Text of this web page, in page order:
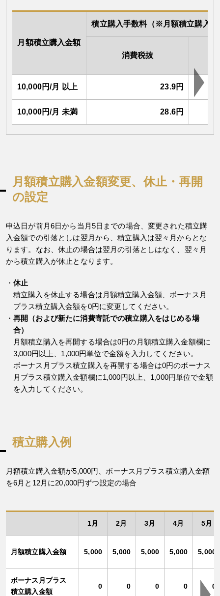
月額積立購入金額
積立購入手数料（※月額積立購入
消費税抜
10,000円/月 以上 23.9円
10,000円/月 未満 28.6円
月額積立購入金額変更、休止・再開
の設定
申込日が前月6日から当月5日までの場合、変更された積立購
入金額での引落としは翌月から、積立購入は翌々月からとな
ります。なお、休止の場合は翌月の引落としはなく、翌々月
から積立購入が休止となります。
休止
積立購入を休止する場合は月額積立購入金額、ボーナス月
プラス積立購入金額を0円に変更してください。
再開（および新たに消費寄託での積立購入をはじめる場
合）
月額積立購入を再開する場合は0円の月額積立購入金額欄に
3,000円以上、1,000円単位で金額を入力してください。
ボーナス月プラス積立購入を再開する場合は0円のボーナス
月プラス積立購入金額欄に1,000円以上、1,000円単位で金額
を入力してください。
積立購入例
月額積立購入金額が5,000円、ボーナス月プラス積立購入金額
を6月と12月に20,000円ずつ設定の場合
1月 2月 3月 4月 5月
月額積立購入金額 5,000 5,000 5,000 5,000 5,000
ボーナス月プラス
積立購入金額
0 0 0 0 0